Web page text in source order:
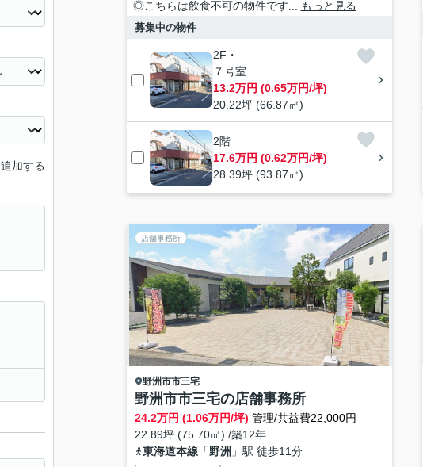
◎こちらは飲食不可の物件です...
もっと見る
募集中の物件
2F・
７号室
13.2万円 (0.65万円/坪)
20.22坪 (66.87㎡)
2階
17.6万円 (0.62万円/坪)
28.39坪 (93.87㎡)
店舗事務所
野洲市市三宅
野洲市市三宅の店舗事務所
24.2万円 (1.06万円/坪) 管理/共益費22,000円
22.89坪 (75.70㎡) /築12年
東海道本線「野洲 」駅 徒歩11分
追加する